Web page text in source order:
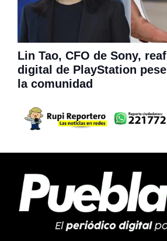
Lin Tao, CFO de Sony,
digital de PlayStation
la comunidad